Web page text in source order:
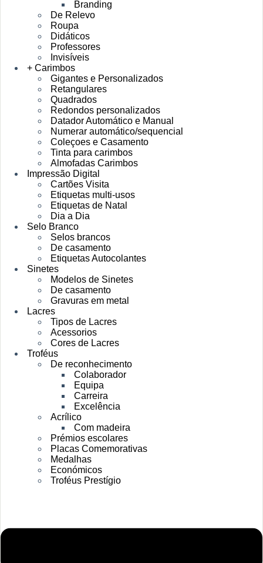
Branding
De Relevo
Roupa
Didáticos
Professores
Invisíveis
+ Carimbos
Gigantes e Personalizados
Retangulares
Quadrados
Redondos personalizados
Datador Automático e Manual
Numerar automático/sequencial
Coleçoes e Casamento
Tinta para carimbos
Almofadas Carimbos
Impressão Digital
Cartões Visita
Etiquetas multi-usos
Etiquetas de Natal
Dia a Dia
Selo Branco
Selos brancos
De casamento
Etiquetas Autocolantes
Sinetes
Modelos de Sinetes
De casamento
Gravuras em metal
Lacres
Tipos de Lacres
Acessorios
Cores de Lacres
Troféus
De reconhecimento
Colaborador
Equipa
Carreira
Excelência
Acrílico
Com madeira
Prémios escolares
Placas Comemorativas
Medalhas
Económicos
Troféus Prestígio